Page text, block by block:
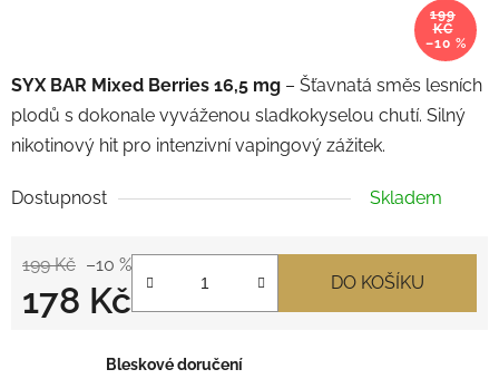
SYX BAR Mixed Berries 16,5 mg – Šťavnatá směs lesních
plodů s dokonale vyváženou sladkokyselou chutí. Silný
nikotinový hit pro intenzivní vapingový zážitek.
Dostupnost Skladem
199 Kč –10 %
178 Kč DO KOŠÍKU
199
KČ
–10 %
Bleskové doručení